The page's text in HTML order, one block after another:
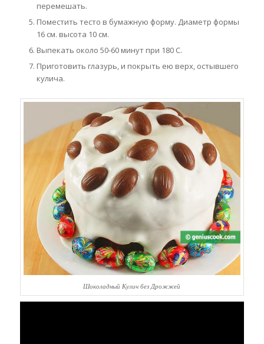
перемешать.
Поместить тесто в бумажную форму. Диаметр формы
16 см. высота 10 см.
Выпекать около 50-60 минут при 180 С.
Приготовить глазурь, и покрыть ею верх, остывшего
кулича.
Шоколадный Кулич без Дрожжей